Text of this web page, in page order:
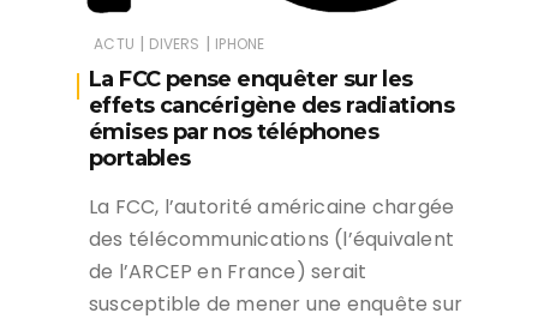
ACTU | DIVERS | IPHONE
La FCC pense enquêter sur les
effets cancérigène des radiations
émises par nos téléphones
portables
La FCC, l’autorité américaine chargée
des télécommunications (l’équivalent
de l’ARCEP en France) serait
susceptible de mener une enquête sur